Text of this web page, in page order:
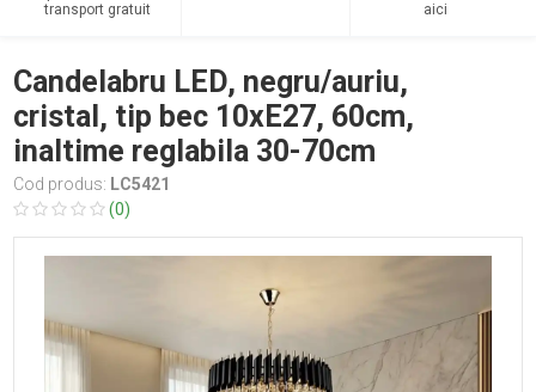
transport gratuit
aici
Candelabru LED, negru/auriu,
cristal, tip bec 10xE27, 60cm,
inaltime reglabila 30-70cm
Cod produs: LC5421
(0)